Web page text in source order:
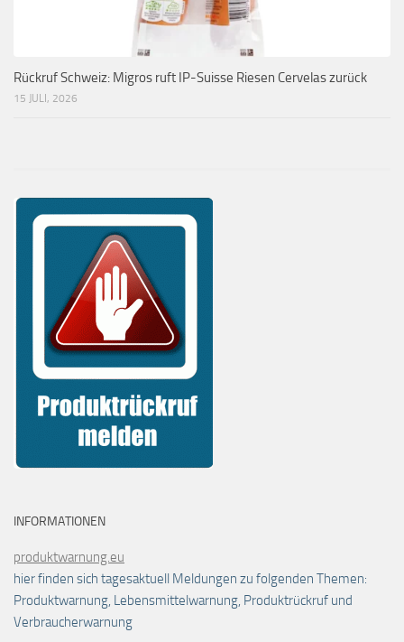
Rückruf Schweiz: Migros ruft IP-Suisse Riesen Cervelas zurück
15 JULI, 2026
INFORMATIONEN
produktwarnung.eu
hier finden sich tagesaktuell Meldungen zu folgenden Themen:
Produktwarnung, Lebensmittelwarnung, Produktrückruf und
Verbraucherwarnung